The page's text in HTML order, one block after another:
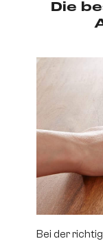
Die
Bei der